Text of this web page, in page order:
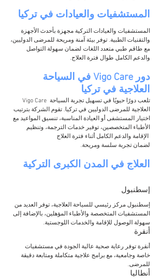
المستشفيات والعيادات في تركيا
المستشفيات والعيادات التركية مجهزة بأحدث الأجهزة
والتقنيات الطبية. توفر بيئة آمنة ومريحة للمرضى الدوليين،
مع طاقم طبي متعدد اللغات لضمان سهولة التواصل
والدعم الكامل طوال فترة العلاج.
دور Vigo Care في السياحة
العلاجية في تركيا
Vigo Care تلعب دورًا حيويًا في تسهيل تجربة السياحة
العلاجية للمرضى الدوليين في تركيا. تقوم الشركة بترتيب
اختيار المستشفى أو العيادة المناسبة، تنسيق المواعيد مع
الأطباء المتخصصين، توفير خدمات الترجمة، وتنظيم
لضمان تجربة سلسة ومريحة.
العلاج في المدن الكبرى التركية
إسطنبول
إسطنبول مركز رئيسي للسياحة العلاجية، توفر العديد من
المستشفيات المتخصصة والأطباء المؤهلين، بالإضافة إلى
سهولة الوصول للإقامة والخدمات اللوجستية.
أنقرة
أنقرة توفر رعاية صحية عالية الجودة في مستشفيات
خاصة وجامعية، مع برامج علاجية متكاملة ومتابعة دقيقة
للمرضى.
أنطاليا